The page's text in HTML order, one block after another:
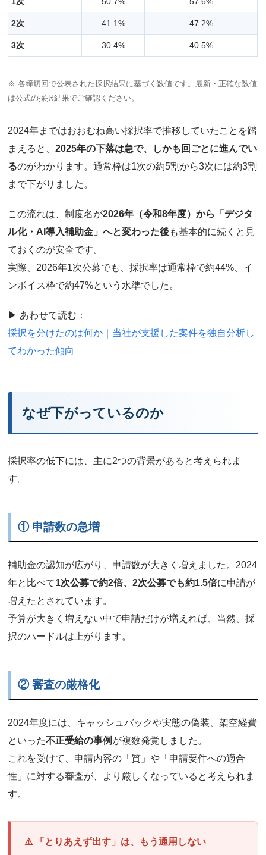
2次 41.1% 47.2%
3次 30.4% 40.5%
※ 各締切回で公表された採択結果に基づく数値です。最新・正確な数値
は公式の採択結果でご確認ください。
2024年まではおおむね高い採択率で推移していたことを踏
まえると、2025年の下落は急で、しかも回ごとに進んでい
るのがわかります。通常枠は1次の約5割から3次には約3割
まで下がりました。
この流れは、制度名が2026年（令和8年度）から「デジタ
ル化・AI導入補助金」へと変わった後も基本的に続くと見
ておくのが安全です。
実際、2026年1次公募でも、採択率は通常枠で約44%、イ
ンボイス枠で約47%という水準でした。
▶ あわせて読む：
採択を分けたのは何か｜当社が支援した案件を独自分析し
てわかった傾向
なぜ下がっているのか
採択率の低下には、主に2つの背景があると考えられま
す。
① 申請数の急増
補助金の認知が広がり、申請数が大きく増えました。2024
年と比べて1次公募で約2倍、2次公募でも約1.5倍に申請が
増えたとされています。
予算が大きく増えない中で申請だけが増えれば、当然、採
択のハードルは上がります。
② 審査の厳格化
2024年度には、キャッシュバックや実態の偽装、架空経費
といった不正受給の事例 が複数発覚しました。
これを受けて、申請内容の「質」や「申請要件への適合
性」に対する審査が、より厳しくなっていると考えられま
す。
⚠ 「とりあえず出す」は、もう通用しない